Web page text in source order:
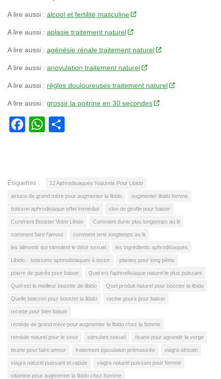
A lire aussi : alcool et fertilité masculine
A lire aussi : aplasie traitement naturel
A lire aussi : agénésie rénale traitement naturel
A lire aussi : anovulation traitement naturel
A lire aussi : règles douloureuses traitement naturel
A lire aussi : grossir la poitrine en 30 secondes
Facebook
WhatsApp
Étiquettes : 12 Aphrodisiaques Naturels Pour Libido
astuce de grand mère pour augmenter la libido augmenter libido femme
boisson aphrodisiaque effet immédiat clou de girofle pour baiser
Comment Booster Votre Libido Comment durer plus longtemps au lit
comment faire l'amour comment tenir longtemps au lit
les aliments qui stimulent le désir sexuel les ingrédients aphrodisiaques
Libido : boissons aphrodisiaques à tester plantes pour long pénis
poivre de guinée pour baiser Quel est l'aphrodisiaque naturel le plus puissant
Quel est le meilleur booster de libido Quel produit naturel pour booster la libido
Quelle boisson pour booster la libido racine goura pour baiser
recette pour bien baiser
remède de grand mère pour augmenter la libido chez la femme
remède naturel pour le sexe stimulant sexuel tisane pour agrandir la verge
tisane pour faire amour traitement éjaculation prématurée viagra africain
viagra naturel puissant et rapide viagra naturel puissant pour femme
vitamine pour augmenter la libido chez homme